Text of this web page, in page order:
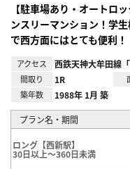
【駐車場あり・オートロ
ンスリーマンション！学
で西方面にはとても便利！
アクセス 西鉄天神大牟田線
間取り 1R
築年数 1988年 1月 築
プラン名・期間
ロング【西新駅】
30日以上～360日未満